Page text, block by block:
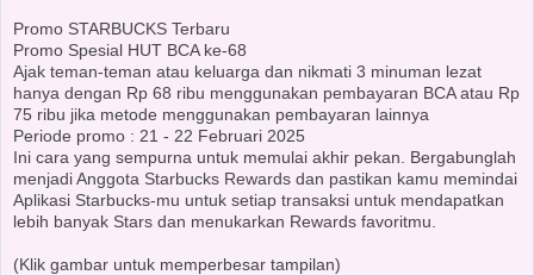
Promo STARBUCKS Terbaru
Promo Spesial HUT BCA ke-68
Ajak teman-teman atau keluarga dan nikmati 3 minuman lezat
hanya dengan Rp 68 ribu menggunakan pembayaran BCA atau Rp
75 ribu jika metode menggunakan pembayaran lainnya
Periode promo : 21 - 22 Februari 2025
Ini cara yang sempurna untuk memulai akhir pekan. Bergabunglah
menjadi Anggota Starbucks Rewards dan pastikan kamu memindai
Aplikasi Starbucks-mu untuk setiap transaksi untuk mendapatkan
lebih banyak Stars dan menukarkan Rewards favoritmu.
(Klik gambar untuk memperbesar tampilan)